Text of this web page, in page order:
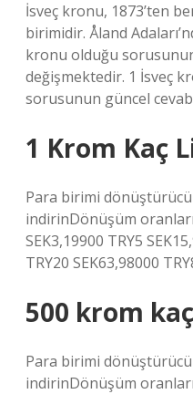
İsveç kronu, 1873’ten
birimidir. Åland
kronu olduğu
değişmektedir. 1 İsveç
sorusunun güncel
1 Krom Kaç
Para birimi dönüştürücü
indirinDönüşüm
SEK3,19900 TRY5
TRY20 SEK63,98000
500 krom
Para birimi dönüştürücü
indirinDönüşüm